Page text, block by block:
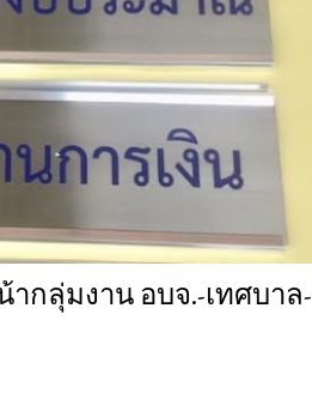
กลุ่มงาน อบจ.-เทศบาล-